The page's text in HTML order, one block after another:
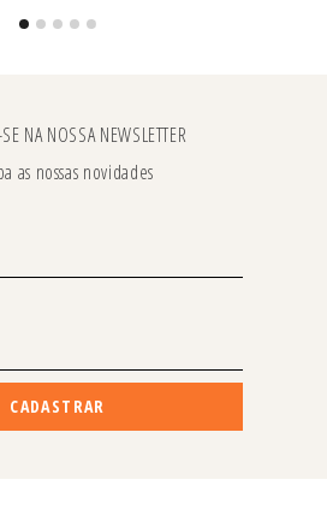
NA NOSSA NEWSLETTER
as nossas novidades
CADASTRAR